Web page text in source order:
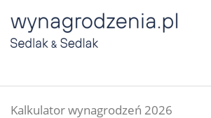
Kalkulator wynagrodzeń 2026